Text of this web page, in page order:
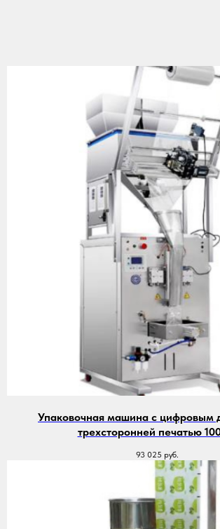
Упаковочная машина с цифровым
трехсторонней печатью
93 025 руб.